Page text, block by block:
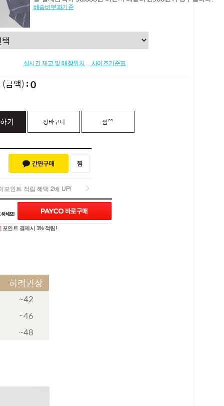
배송비부과기준
실시간 재고 및 매장위치 사이즈기준표
(금액) 0
기 장바구니 찜♡
포인트 적립 혜택 2배 UP!
포인트 적립 혜택 2배 UP!
포인트 결제시 1% 적립!
(0)
허리권장
~42
~46
~48